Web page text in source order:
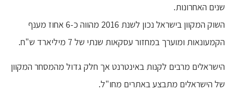
שנים האחרונות.
השוק המקוון בישראל נכון לשנת 2016 מהווה כ-6 אחוז מענף
הקמעונאות ומוערך במחזור עסקאות שנתי של 7 מיליארד ש"ח.
הישראלים מרבים לקנות באינטרנט אך חלק גדול מהמסחר המקוון
של הישראלים מתבצע באתרים מחו"ל.